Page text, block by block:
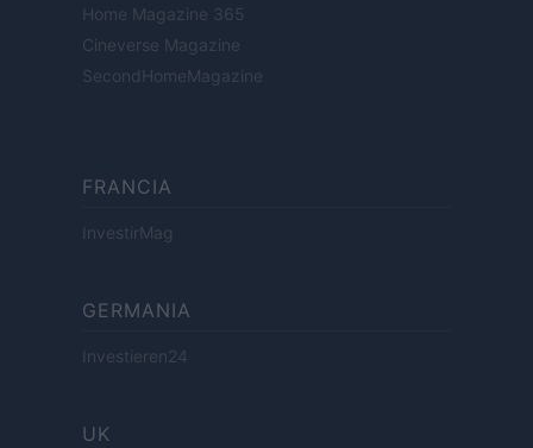
Home Magazine 365
Cineverse Magazine
SecondHomeMagazine
FRANCIA
InvestirMag
GERMANIA
Investieren24
UK